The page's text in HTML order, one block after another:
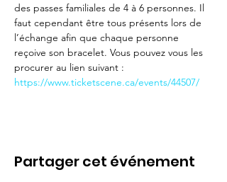
des passes familiales de 4 à 6 personnes. Il
faut cependant être tous présents lors de
l’échange afin que chaque personne
reçoive son bracelet. Vous pouvez vous les
procurer au lien suivant :
https://www.ticketscene.ca/events/44507/
Partager cet événement